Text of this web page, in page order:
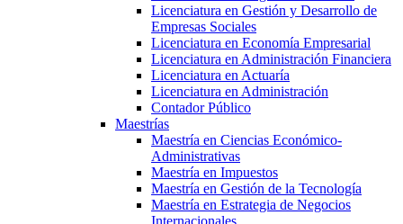
Licenciatura en Gestión y Desarrollo de
Empresas Sociales
Licenciatura en Economía Empresarial
Licenciatura en Administración Financiera
Licenciatura en Actuaría
Licenciatura en Administración
Contador Público
Maestrías
Maestría en Ciencias Económico-
Administrativas
Maestría en Impuestos
Maestría en Gestión de la Tecnología
Maestría en Estrategia de Negocios
Internacionales